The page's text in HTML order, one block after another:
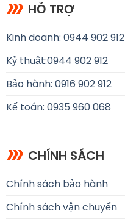
HỖ TRỢ
Kinh doanh: 0944 902 912
Kỷ thuật:0944 902 912
Bảo hành: 0916 902 912
Kế toán: 0935 960 068
CHÍNH SÁCH
Chính sách bảo hành
Chính sách vận chuyển